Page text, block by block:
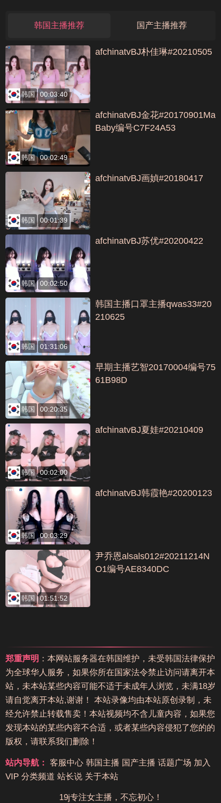
跳蛋震动，骑乘扭动边
操边语音编号D99394
韩国主播推荐 国产主播推荐
韩国 00:03:40
afchinatvBJ朴佳琳#20210505
韩国 00:02:49
afchinatvBJ金花#20170901Ma
Baby编号C7F24A53
韩国 00:01:39
afchinatvBJ画媜#20180417
韩国 00:02:50
afchinatvBJ苏优#20200422
韩国 01:31:06
韩国主播口罩主播qwas33#20
210625
韩国 00:20:35
早期主播艺智20170004编号75
61B98D
韩国 00:02:00
afchinatvBJ夏娃#20210409
韩国 00:03:29
afchinatvBJ韩霞艳#20200123
韩国 01:51:52
尹乔恩alsals012#20211214N
O1编号AE8340DC
郑重声明 ：本网站服务器在韩国维护，未受韩国法律保护
为全球华人服务，如果你所在国家法令禁止访问请离开本
站，未本站某些内容可能不适于未成年人浏览，未满18岁
请自觉离开本站,谢谢！ 本站录像均由本站原创录制，未
经允许禁止转载售卖！本站视频均不含儿童内容，如果您
发现本站的某些内容不合适，或者某些内容侵犯了您的的
版权，请联系我们删除！
站内导航： 客服中心 韩国主播 国产主播 话题广场 加入
VIP 分类频道 站长说 关于本站
19j专注女主播，不忘初心！